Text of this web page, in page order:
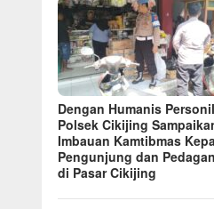
Dengan Humanis Personil
Polsek Cikijing
Imbauan Kamtibmas
Pengunjung dan
di Pasar Cikijing